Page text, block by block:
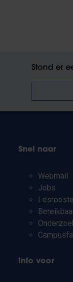
Stond er
Snel naar
Webmail
Jobs
Info voor